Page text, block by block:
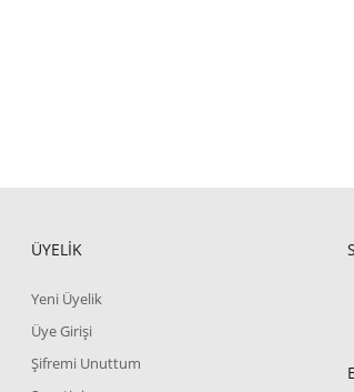
ÜYELİK
Yeni Üyelik
Üye Girişi
Şifremi Unuttum